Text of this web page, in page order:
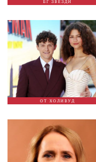
БГ ЗВЕЗДИ
ОТ ХОЛИВУД